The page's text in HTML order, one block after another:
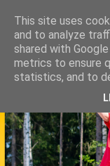
This site uses
and to analyze
shared with
metrics to ensure
statistics, and to